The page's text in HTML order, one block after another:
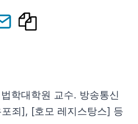
학대학원 교수. 방송통신
죄], [호모 레지스탕스] 등